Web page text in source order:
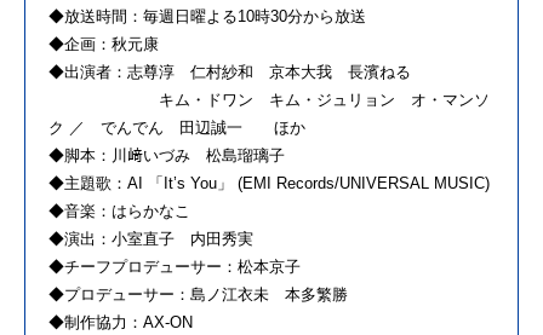
◆放送時間：毎週日曜よる10時30分から放送
◆企画：秋元康
◆出演者：志尊淳 仁村紗和 京本大我 長濱ねる
キム・ドワン キム・ジュリョン オ・マンソ
ク ／ でんでん 田辺誠一 ほか
◆脚本：川﨑いづみ 松島瑠璃子
◆主題歌：AI 「It’s You」 (EMI Records/UNIVERSAL MUSIC)
◆音楽：はらかなこ
◆演出：小室直子 内田秀実
◆チーフプロデューサー：松本京子
◆プロデューサー：島ノ江衣未 本多繁勝
◆制作協力：AX-ON